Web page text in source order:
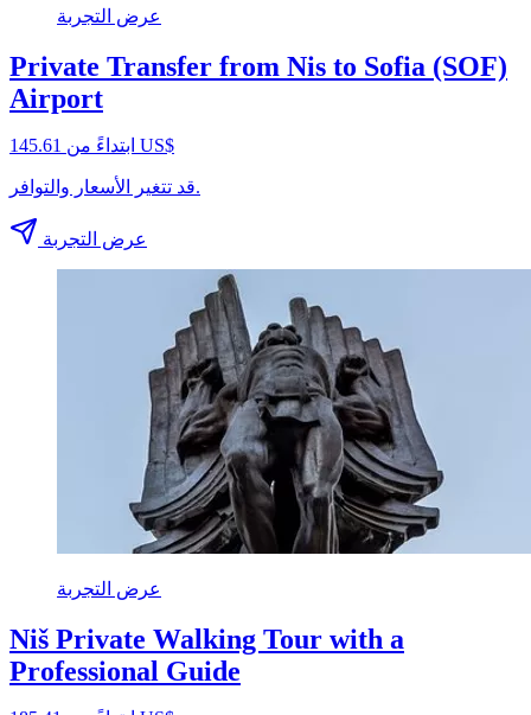
عرض التجربة
Private Transfer from Nis to Sofia (SOF)
Airport
ابتداءً من ‏145.61 US$
قد تتغير الأسعار والتوافر.
عرض التجربة
عرض التجربة
Niš Private Walking Tour with a
Professional Guide